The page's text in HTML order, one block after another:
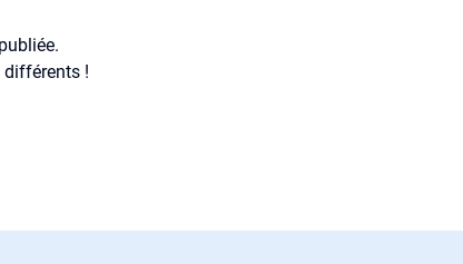
différents !